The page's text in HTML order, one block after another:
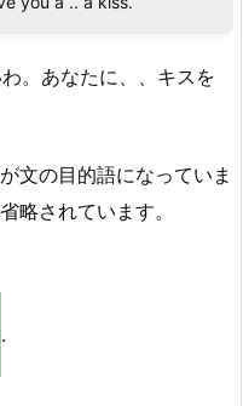
。あなたに、、キスを
文の目的語になっていま
略されています。
.